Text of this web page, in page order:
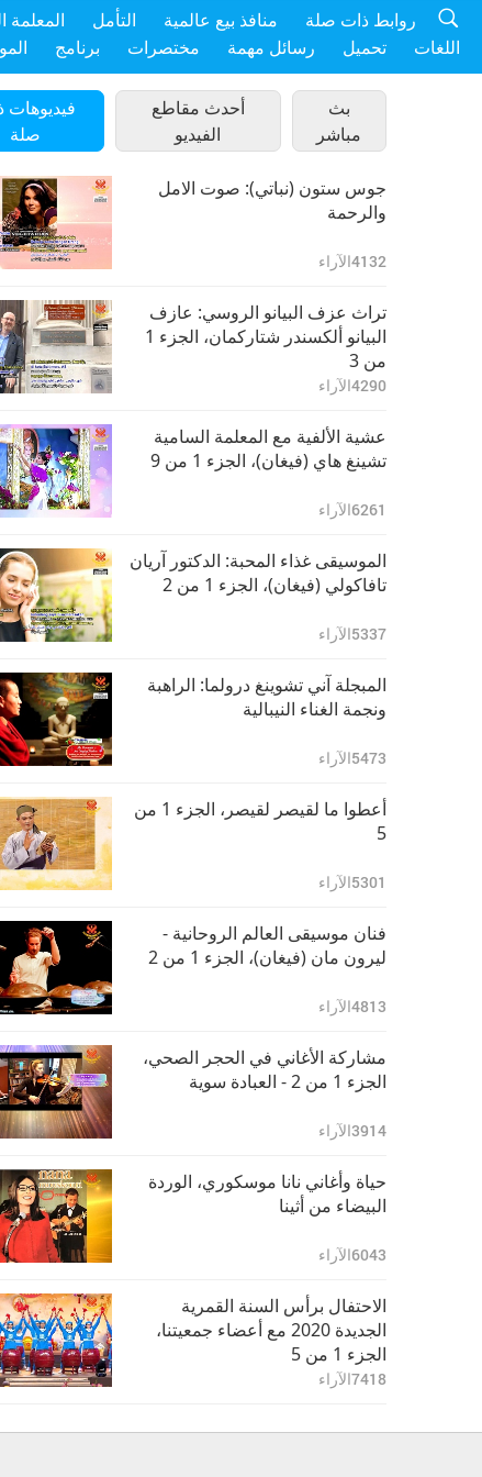
المعلمة التأمل منافذ بيع عالمية
روابط ذات صلة
برنامج مختصرات رسائل مهمة تحميل اللغات
فيديوهات
صلة
أحدث مقاطع
الفيديو
بث
مباشر
جوس ستون (نباتي): صوت الامل
والرحمة
4132الآراء
تراث عزف البيانو الروسي: عازف
البيانو ألكسندر شتاركمان، الجزء 1
من 3
4290الآراء
عشية الألفية مع المعلمة السامية
تشينغ هاي (فيغان)، الجزء 1 من 9
6261الآراء
الموسيقى غذاء المحبة: الدكتور آريان
تافاكولي (فيغان)، الجزء 1 من 2
5337الآراء
المبجلة آني تشوينغ درولما: الراهبة
ونجمة الغناء النيبالية
5473الآراء
أعطوا ما لقيصر لقيصر، الجزء 1 من
5
5301الآراء
فنان موسيقى العالم الروحانية -
ليرون مان (فيغان)، الجزء 1 من 2
4813الآراء
مشاركة الأغاني في الحجر الصحي،
الجزء 1 من 2 - العبادة سوية
3914الآراء
حياة وأغاني نانا موسكوري، الوردة
البيضاء من أثينا
6043الآراء
الاحتفال برأس السنة القمرية
الجديدة 2020 مع أعضاء جمعيتنا،
الجزء 1 من 5
7418الآراء